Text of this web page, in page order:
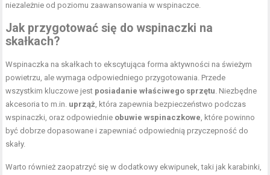
niezależnie od poziomu zaawansowania w wspinaczce.
Jak przygotować się do wspinaczki na
skałkach?
Wspinaczka na skałkach to ekscytująca forma aktywności na świeżym
powietrzu, ale wymaga odpowiedniego przygotowania. Przede
wszystkim kluczowe jest posiadanie właściwego sprzętu. Niezbędne
akcesoria to m.in. uprząż, która zapewnia bezpieczeństwo podczas
wspinaczki, oraz odpowiednie obuwie wspinaczkowe, które powinno
być dobrze dopasowane i zapewniać odpowiednią przyczepność do
skały.
Warto również zaopatrzyć się w dodatkowy ekwipunek, taki jak karabinki,